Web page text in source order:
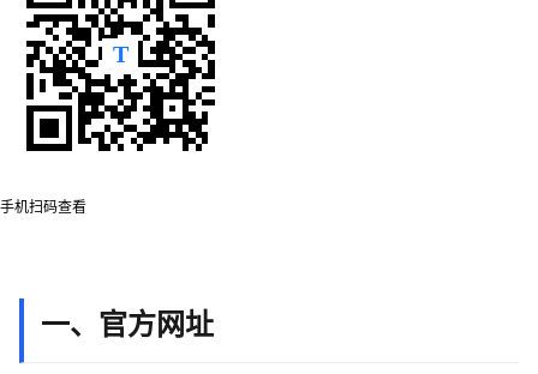
手机扫码查看
一、官方网址